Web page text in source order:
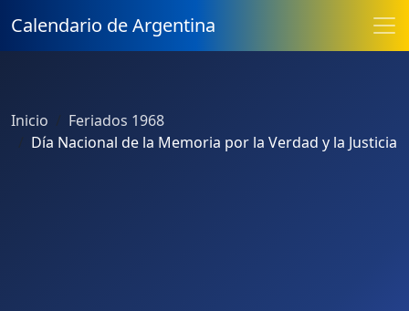
Calendario de Argentina
Inicio
Feriados 1968
Día Nacional de la Memoria por la Verdad y la Justicia